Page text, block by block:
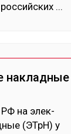
...
накладные
РФ на элек­
(ЭТрН) у